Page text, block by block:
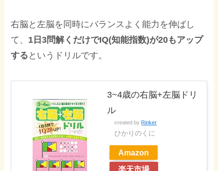
右脳と左脳を同時にバランスよく能力を伸ばし
て、 1日3問解くだけでIQ(知能指数)が20もアップ
する というドリルです。
3~4歳の右脳+左脳ドリ
ル
created by Rinker
ひかりのくに
Amazon
楽天市場